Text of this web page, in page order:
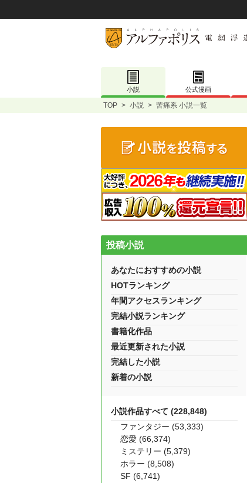
小説 公式漫画
TOP > 小説 > 苦痛系 小説一覧
投稿小説
あなたにおすすめの小説
HOTランキング
年間アクセスランキング
完結小説ランキング
書籍化作品
最近更新された小説
完結した小説
新着の小説
小説作品すべて (228,848)
ファンタジー (53,333)
恋愛 (66,374)
ミステリー (5,379)
ホラー (8,508)
SF (6,741)